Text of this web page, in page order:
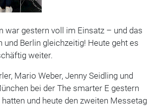
war gestern voll im Einsatz – und das
und Berlin gleichzeitig! Heute geht es
weiter.
Mario Weber, Jenny Seidling und
bei der The smarter E gestern
und heute den zweiten Messetag